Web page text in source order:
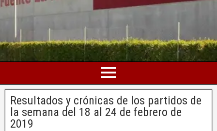
Resultados y crónicas de los partidos de
la semana del 18 al 24 de febrero de
2019